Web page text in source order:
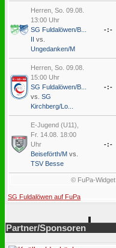
Herren, So. 09.08.
13:00 Uhr
SG Fuldalöwen/B...
vs.
Ungedanken/M
-:-
Herren, So. 09.08.
15:00 Uhr
SG Fuldalöwen/B...
vs. SG
Kirchberg/Lo...
-:-
E-Jugend (U11),
Fr. 14.08. 18:00
Uhr
Beiseförth/M vs.
TSV Besse
-:-
© FuPa-Widget
SG Fuldalöwen auf FuPa
Partner/Sponsoren